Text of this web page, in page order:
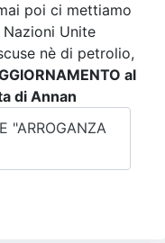
poi ci mettiamo
Unite
nè di petrolio,
al
di Annan
"ARROGANZA